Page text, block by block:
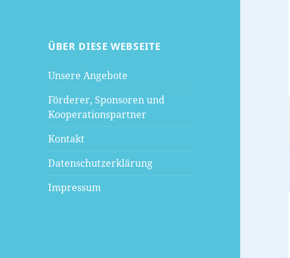
ÜBER DIESE WEBSEITE
Unsere Angebote
Förderer, Sponsoren und
Kooperationspartner
Kontakt
Datenschutzerklärung
Impressum